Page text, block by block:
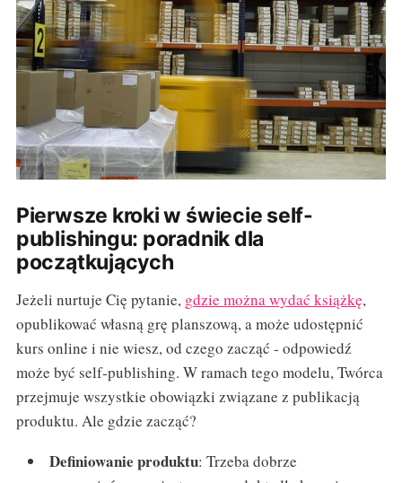
Pierwsze kroki w świecie self-
publishingu: poradnik dla
początkujących
Jeżeli nurtuje Cię pytanie, gdzie można wydać książkę,
opublikować własną grę planszową, a może udostępnić
kurs online i nie wiesz, od czego zacząć - odpowiedź
może być self-publishing. W ramach tego modelu, Twórca
przejmuje wszystkie obowiązki związane z publikacją
produktu. Ale gdzie zacząć?
Definiowanie produktu: Trzeba dobrze